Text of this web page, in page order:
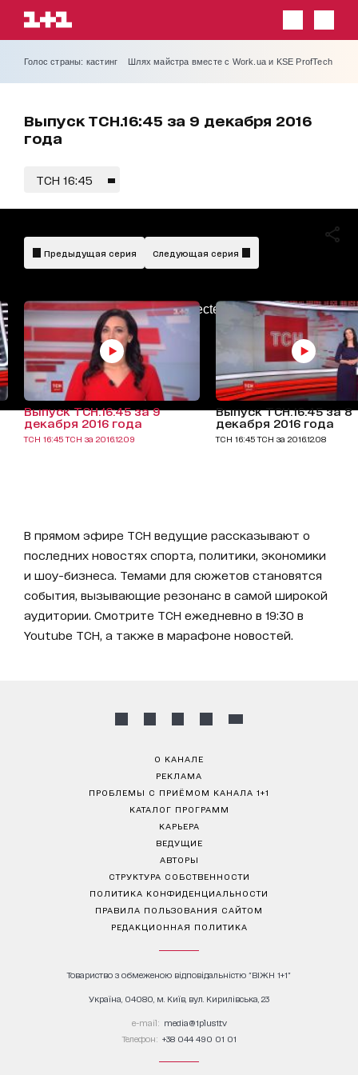
Голос страны: кастинг Шлях майстра вместе с Work.ua и KSE ProfTech
Выпуск ТСН.16:45 за 9 декабря 2016
года
ТСН 16:45
AdBlockDetected!
Предыдущая серия Следующая серия
Выпуск ТСН.16:45 за 9
декабря 2016 года
ТСН 16:45 ТСН за 2016.12.09
Выпуск ТСН.16:45 за 8
декабря 2016 года
ТСН 16:45 ТСН за 2016.12.08
В прямом эфире ТСН ведущие рассказывают о
последних новостях спорта, политики, экономики
и шоу-бизнеса. Темами для сюжетов становятся
события, вызывающие резонанс в самой широкой
аудитории. Смотрите ТСН ежедневно в 19:30 в
Youtube ТСН, а также в марафоне новостей.
О КАНАЛЕ
РЕКЛАМА
ПРОБЛЕМЫ С ПРИЁМОМ КАНАЛА 1+1
КАТАЛОГ ПРОГРАММ
КАРЬЕРА
ВЕДУЩИЕ
АВТОРЫ
СТРУКТУРА СОБСТВЕННОСТИ
ПОЛИТИКА КОНФИДЕНЦИАЛЬНОСТИ
ПРАВИЛА ПОЛЬЗОВАНИЯ САЙТОМ
РЕДАКЦИОННАЯ ПОЛИТИКА
Товариство з обмеженою відповідальністю "ВІЖН 1+1"
Україна, 04080, м. Київ, вул. Кирилівська, 23
е-mail: media@1plus1.tv
Телефон: +38 044 490 01 01